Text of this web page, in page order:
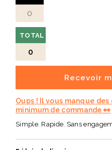
TOTAL
0
Recevoir
Oups ! Il vous manque
minimum de commande 👀
Simple. Rapide. Sans